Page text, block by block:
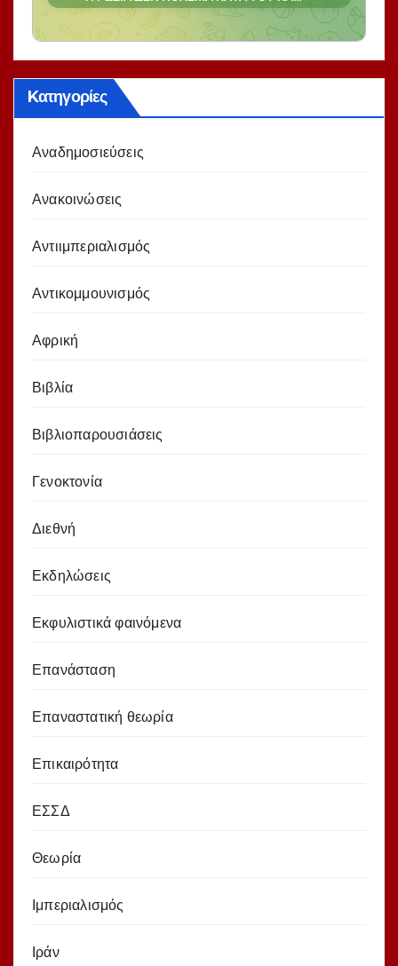
Kατηγορίες
Αναδημοσιεύσεις
Ανακοινώσεις
Αντιιμπεριαλισμός
Αντικομμουνισμός
Αφρική
Βιβλία
Βιβλιοπαρουσιάσεις
Γενοκτονία
Διεθνή
Εκδηλώσεις
Εκφυλιστικά φαινόμενα
Επανάσταση
Επαναστατική θεωρία
Επικαιρότητα
ΕΣΣΔ
Θεωρία
Ιμπεριαλισμός
Ιράν